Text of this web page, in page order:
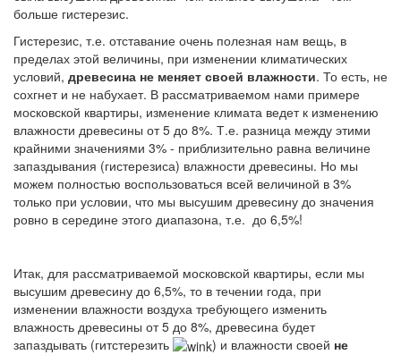
больше гистерезис.
Гистерезис, т.е. отставание очень полезная нам вещь, в
пределах этой величины, при изменении климатических
условий, древесина не меняет своей влажности. То есть, не
сохгнет и не набухает. В рассматриваемом нами примере
московской квартиры, изменение климата ведет к изменению
влажности древесины от 5 до 8%. Т.е. разница между этими
крайними значениями 3% - приблизительно равна величине
запаздывания (гистерезиса) влажности древесины. Но мы
можем полностью воспользоваться всей величиной в 3%
только при условии, что мы высушим древесину до значения
ровно в середине этого диапазона, т.е. до 6,5%!
Итак, для рассматриваемой московской квартиры, если мы
высушим древесину до 6,5%, то в течении года, при
изменении влажности воздуха требующего изменить
влажность древесины от 5 до 8%, древесина будет
запаздывать (гитстерезить
) и влажности своей не